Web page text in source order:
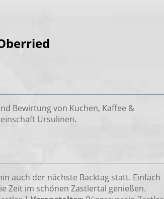
Bewirtung von Kuchen, Kaffee &
Ursulinen.
auch der nächste Backtag statt. Einfach
Zeit im schönen Zastlertal genießen.